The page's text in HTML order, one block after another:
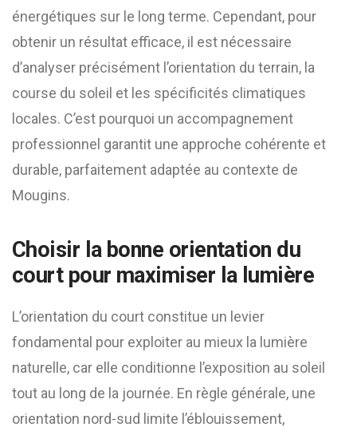
énergétiques sur le long terme. Cependant, pour
obtenir un résultat efficace, il est nécessaire
d’analyser précisément l’orientation du terrain, la
course du soleil et les spécificités climatiques
locales. C’est pourquoi un accompagnement
professionnel garantit une approche cohérente et
durable, parfaitement adaptée au contexte de
Mougins.
Choisir la bonne orientation du
court pour maximiser la lumière
L’orientation du court constitue un levier
fondamental pour exploiter au mieux la lumière
naturelle, car elle conditionne l’exposition au soleil
tout au long de la journée. En règle générale, une
orientation nord-sud limite l’éblouissement,